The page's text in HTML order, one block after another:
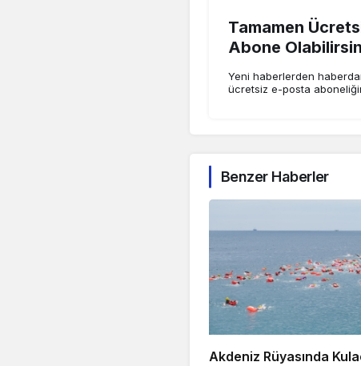
Tamamen
Abone Olabilirsin
Yeni haberlerden
ücretsiz e-posta
Benzer Haberler
Akdeniz Rüyasında